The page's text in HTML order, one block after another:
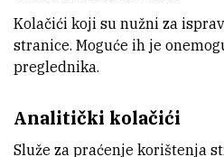
Zavod za fiziku materijala
LABORATORIJ
ADRESA
Institut Ruđer Bošković
Kolačići koji su nužni za
stranice. Moguće ih je
preglednika.
Analitički kolačići
Služe za praćenje korištenja